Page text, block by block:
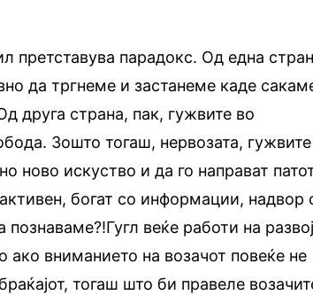
претставува парадокс. Од една
да тргнеме и застанеме каде
друга страна, пак, гужвите во
Зошто тогаш, нервозата,
ново искуство и да го направат
богат со информации, надвор
познаваме?!Гугл веќе работи на
вниманието на возачот повеќе не
тогаш што би правеле